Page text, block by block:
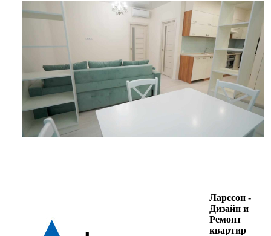
Ларссон -
Дизайн и
Ремонт
квартир